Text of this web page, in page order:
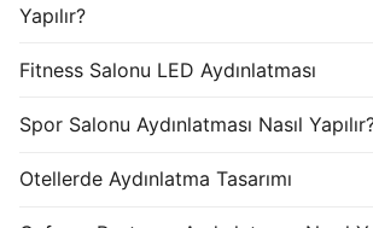
Yapılır?
Fitness Salonu LED Aydınlatması
Spor Salonu Aydınlatması Nasıl
Otellerde Aydınlatma Tasarımı